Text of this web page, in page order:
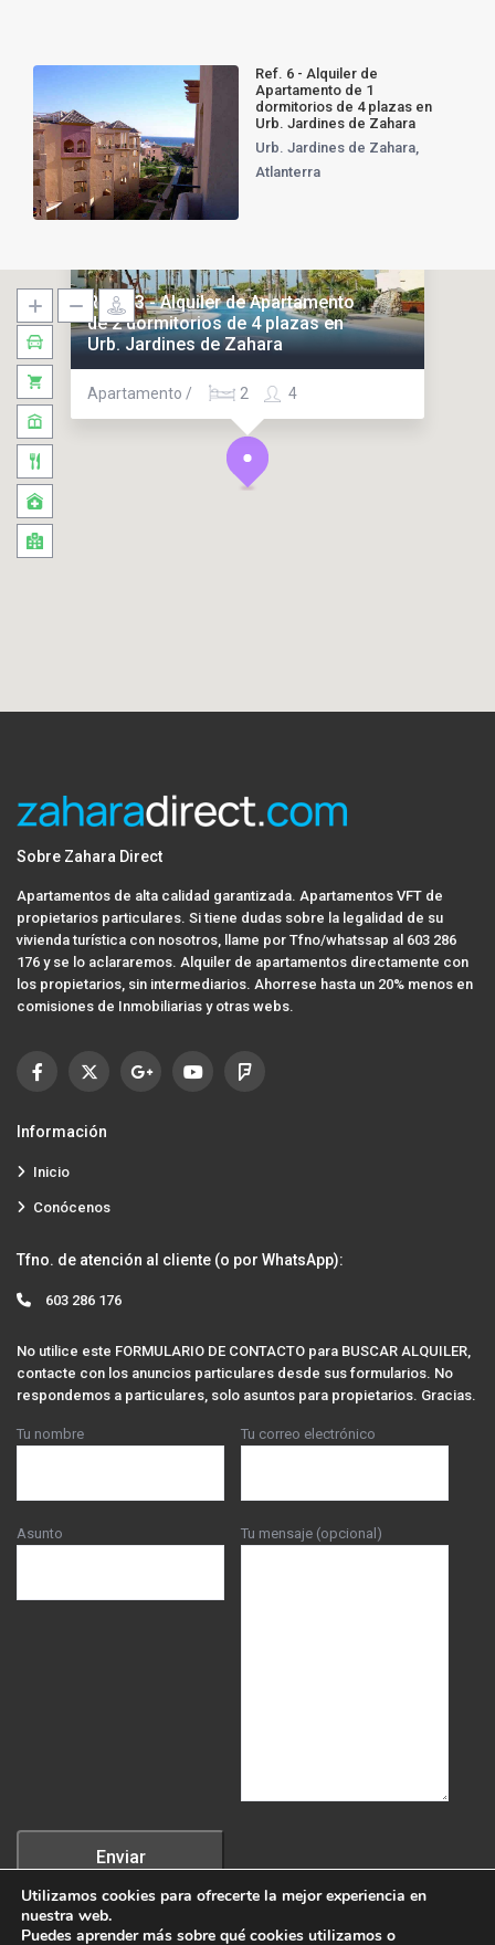
Ref. 6 - Alquiler de
Apartamento de 1
dormitorios de 4 plazas en
Urb. Jardines de Zahara
Urb. Jardines de Zahara,
Atlanterra
Alquiler
Ref. 63 - Alquiler de Apartamento
de 2 dormitorios de 4 plazas en
Urb. Jardines de Zahara
Apartamento / 4
2
Sobre Zahara Direct
Apartamentos de alta calidad garantizada. Apartamentos VFT de
propietarios particulares. Si tiene dudas sobre la legalidad de su
vivienda turística con nosotros, llame por Tfno/whatssap al 603 286
176 y se lo aclararemos. Alquiler de apartamentos directamente con
los propietarios, sin intermediarios. Ahorrese hasta un 20% menos en
comisiones de Inmobiliarias y otras webs.
Información
Inicio
Conócenos
Tfno. de atención al cliente (o por WhatsApp):
603 286 176
No utilice este FORMULARIO DE CONTACTO para BUSCAR ALQUILER,
contacte con los anuncios particulares desde sus formularios. No
respondemos a particulares, solo asuntos para propietarios. Gracias.
Tu nombre Tu correo electrónico
Asunto Tu mensaje (opcional)
Utilizamos cookies para ofrecerte la mejor experiencia en
nuestra web.
Puedes aprender más sobre qué cookies utilizamos o